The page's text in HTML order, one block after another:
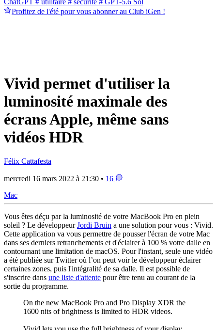
Profitez de l'été pour vous abonner au Club iGen !
Vivid permet d'utiliser la
luminosité maximale des
écrans Apple, même sans
vidéos HDR
Félix Cattafesta
mercredi 16 mars 2022 à 21:30 • 16
Mac
Vous êtes déçu par la luminosité de votre MacBook Pro en plein
soleil ? Le développeurJordi Bruin a une solution pour vous : Vivid.
Cette application va vous permettre de pousser l'écran de votre Mac
dans ses derniers retranchements et d'éclairer à 100 % votre dalle en
contournant une limitation de macOS. Pour l'instant, seule une vidéo
a été publiée sur Twitter où l’on peut voir le développeur éclairer
certaines zones, puis l'intégralité de sa dalle. Il est possible de
s'inscrire dans une liste d'attente pour être tenu au courant de la
sortie du programme.
On the new MacBook Pro and Pro Display XDR the
1600 nits of brightness is limited to HDR videos.